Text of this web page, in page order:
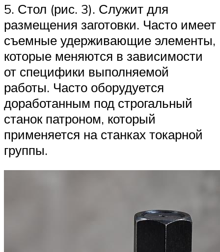
5. Стол (рис. 3). Служит для
размещения заготовки. Часто имеет
съемные удерживающие элементы,
которые меняются в зависимости
от специфики выполняемой
работы. Часто оборудуется
доработанным под строгальный
станок патроном, который
применяется на станках токарной
группы.